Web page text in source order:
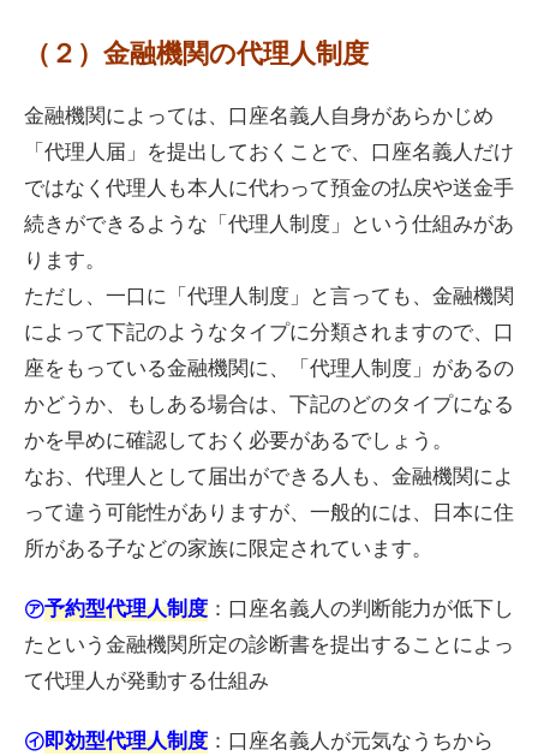
（２）金融機関の代理人制度
金融機関によっては、口座名義人自身があらかじめ
「代理人届」を提出しておくことで、口座名義人だけ
ではなく代理人も本人に代わって預金の払戻や送金手
続きができるような「代理人制度」という仕組みがあ
ります。
ただし、一口に「代理人制度」と言っても、金融機関
によって下記のようなタイプに分類されますので、口
座をもっている金融機関に、「代理人制度」があるの
かどうか、もしある場合は、下記のどのタイプになる
かを早めに確認しておく必要があるでしょう。
なお、代理人として届出ができる人も、金融機関によ
って違う可能性がありますが、一般的には、日本に住
所がある子などの家族に限定されています。
㋐予約型代理人制度 ：口座名義人の判断能力が低下し
たという金融機関所定の診断書を提出することによっ
て代理人が発動する仕組み
㋑即効型代理人制度 ：口座名義人が元気なうちから